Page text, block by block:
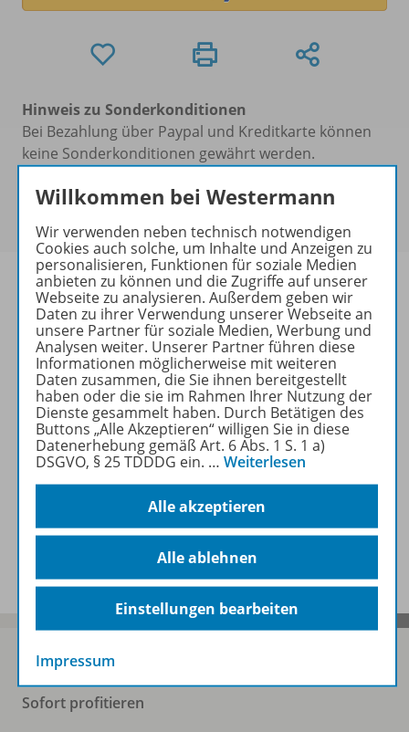
Hinweis zu Sonderkonditionen
Bei Bezahlung über Paypal und Kreditkarte können
keine Sonderkonditionen gewährt werden.
Um den für Sie gültigen Preis zu sehen,melden Sie
Informationen
Weitere Inhalte der Ausgabe
Ergänzende Materialien
Sofort profitieren
Willkommen bei Westermann
Wir verwenden neben technisch notwendigen
Cookies auch solche, um Inhalte und Anzeigen zu
personalisieren, Funktionen für soziale Medien
anbieten zu können und die Zugriffe auf unserer
Webseite zu analysieren. Außerdem geben wir
Daten zu ihrer Verwendung unserer Webseite an
unsere Partner für soziale Medien, Werbung und
Analysen weiter. Unserer Partner führen diese
Informationen möglicherweise mit weiteren
Daten zusammen, die Sie ihnen bereitgestellt
haben oder die sie im Rahmen Ihrer Nutzung der
Dienste gesammelt haben. Durch Betätigen des
Buttons „Alle Akzeptieren“ willigen Sie in diese
Datenerhebung gemäß Art. 6 Abs. 1 S. 1 a)
DSGVO, § 25 TDDDG ein. … Weiterlesen
Alle akzeptieren
Alle ablehnen
Einstellungen bearbeiten
Impressum